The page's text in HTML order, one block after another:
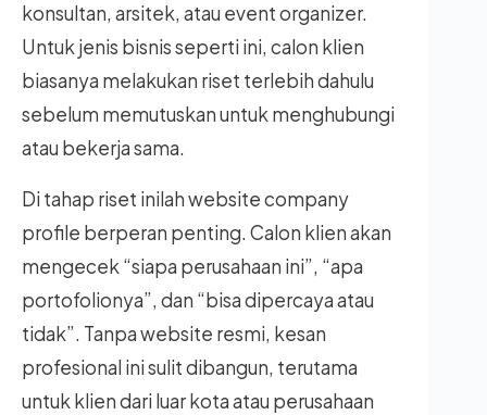
konsultan, arsitek, atau event organizer.
Untuk jenis bisnis seperti ini, calon klien
biasanya melakukan riset terlebih dahulu
sebelum memutuskan untuk menghubungi
atau bekerja sama.
Di tahap riset inilah website company
profile berperan penting. Calon klien akan
mengecek “siapa perusahaan ini”, “apa
portofolionya”, dan “bisa dipercaya atau
tidak”. Tanpa website resmi, kesan
profesional ini sulit dibangun, terutama
untuk klien dari luar kota atau perusahaan